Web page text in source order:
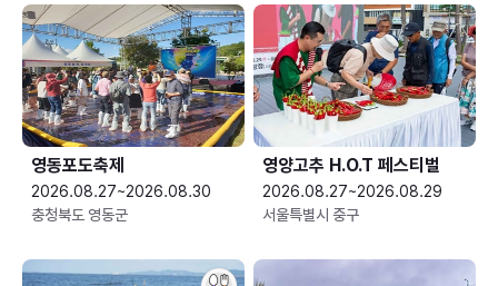
영동포도축제
2026.08.27~2026.08.30
충청북도 영동군
영양고추 H.O.T 페스티벌
2026.08.27~2026.08.29
서울특별시 중구